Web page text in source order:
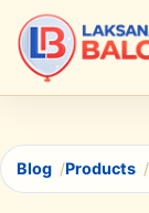
Blog Products